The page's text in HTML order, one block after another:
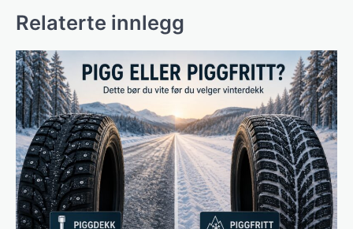
Relaterte innlegg